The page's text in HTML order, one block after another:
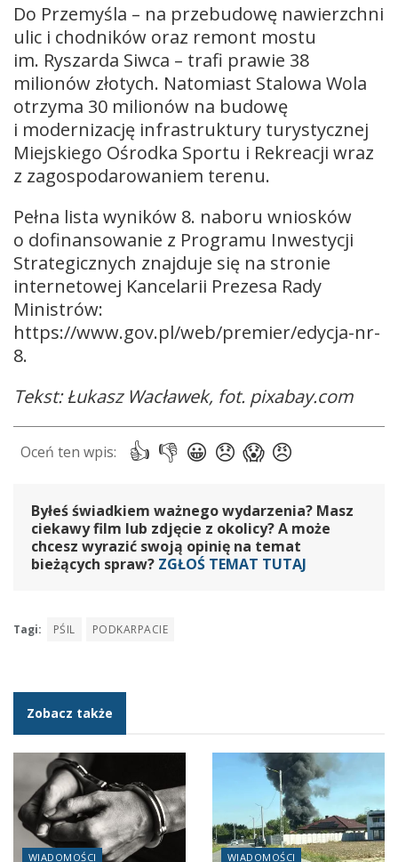
Do Przemyśla – na przebudowę nawierzchni
ulic i chodników oraz remont mostu
im. Ryszarda Siwca – trafi prawie 38
milionów złotych. Natomiast Stalowa Wola
otrzyma 30 milionów na budowę
i modernizację infrastruktury turystycznej
Miejskiego Ośrodka Sportu i Rekreacji wraz
z zagospodarowaniem terenu.
Pełna lista wyników 8. naboru wniosków
o dofinansowanie z Programu Inwestycji
Strategicznych znajduje się na stronie
internetowej Kancelarii Prezesa Rady
Ministrów:
https://www.gov.pl/web/premier/edycja-nr-
8.
Tekst: Łukasz Wacławek, fot. pixabay.com
Byłeś świadkiem ważnego wydarzenia? Masz
ciekawy film lub zdjęcie z okolicy? A może
chcesz wyrazić swoją opinię na temat
bieżących spraw? ZGŁOŚ TEMAT TUTAJ
Tagi: PŚIL PODKARPACIE
Zobacz także
WIADOMOŚCI WIADOMOŚCI